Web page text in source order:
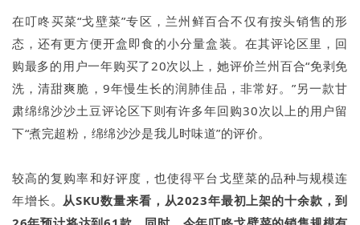
在叮咚买菜“戈壁菜”专区，兰州鲜百合不仅有按头销售的形
态，还有更方便开盒即食的小分量盒装。在其评论区里，回
购最多的用户一年购买了20次以上，她评价兰州百合“免剥免
洗，清甜爽脆，9年慢生长的润肺佳品，非常好。”另一款甘
肃绵绵沙沙土豆评论区下则有许多年回购30次以上的用户留
下“煮完超粉，绵绵沙沙是我儿时味道”的评价。
较高的复购率和好评度，也使得平台戈壁菜的品种与规模连
年增长。 从SKU数量来看，从2023年最初上架的十余款，到